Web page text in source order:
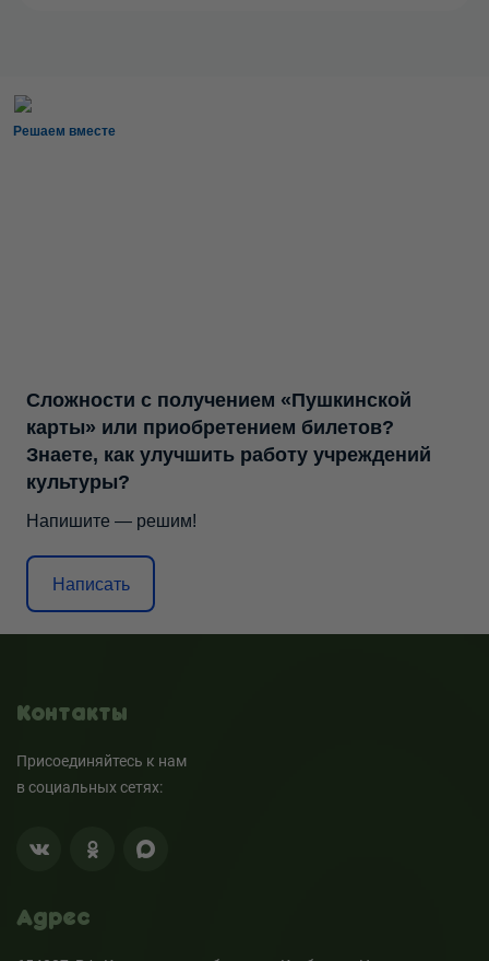
Решаем вместе
Сложности с получением «Пушкинской
карты» или приобретением билетов?
Знаете, как улучшить работу учреждений
культуры?
Напишите — решим!
Написать
Контакты
Присоединяйтесь к нам
в социальных сетях:
Адрес